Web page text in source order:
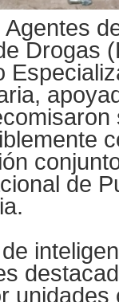
Agentes
Drogas
de
unidades